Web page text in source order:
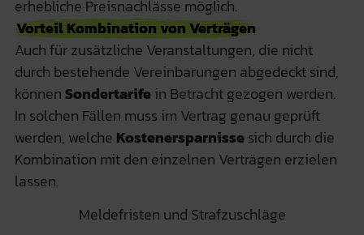
erhebliche Preisnachlässe möglich.
Vorteil Kombination von Verträgen
Auch für zusätzliche Veranstaltungen, die nicht
durch bestehende Vereinbarungen abgedeckt sind,
könnenSondertarifein Betracht gezogen werden.
In solchen Fällen muss im Vertrag genau geprüft
werden, welche Kostenersparnissesich durch die
Kombination mit den einzelnen Verträgen erzielen
lassen.
Meldefristen und Strafzuschläge